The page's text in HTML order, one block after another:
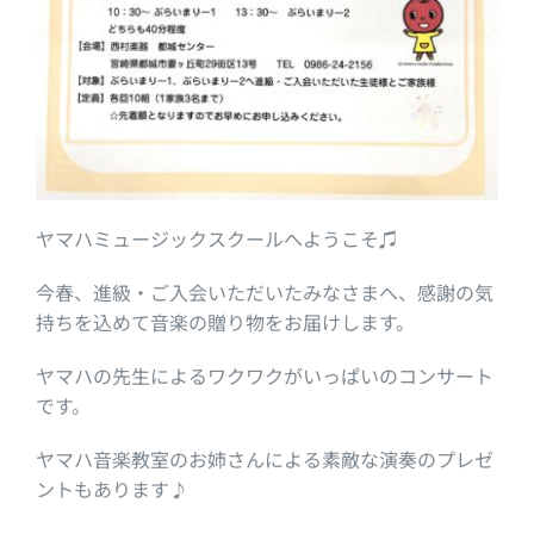
ヤマハミュージックスクールへようこそ♫
今春、進級・ご入会いただいたみなさまへ、感謝の気
持ちを込めて音楽の贈り物をお届けします。
ヤマハの先生によるワクワクがいっぱいのコンサート
です。
ヤマハ音楽教室のお姉さんによる素敵な演奏のプレゼ
ントもあります♪